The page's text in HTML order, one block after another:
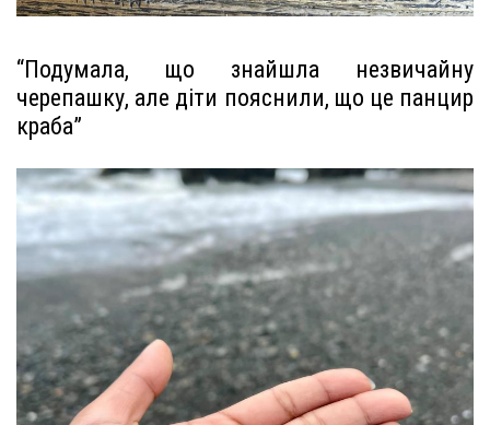
“Подумала, що знайшла незвичайну
черепашку, але діти пояснили, що це панцир
краба”